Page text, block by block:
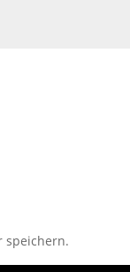
speichern.